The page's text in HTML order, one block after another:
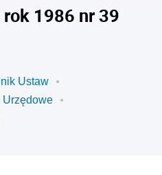
1986 nr 39
Ustaw
Urzędowe